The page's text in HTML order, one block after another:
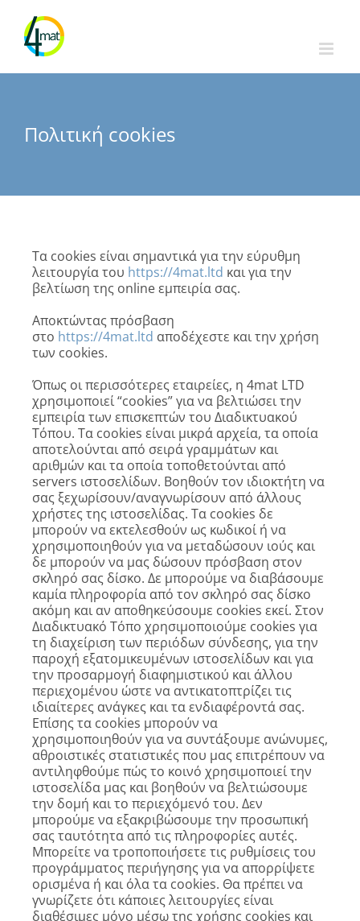
content
Πολιτική cookies
Τα cookies είναι σημαντικά για την εύρυθμη
λειτουργία του https://4mat.ltd και για την
βελτίωση της online εμπειρία σας.
Αποκτώντας πρόσβαση
στο https://4mat.ltd αποδέχεστε και την χρήση
των cookies.
Όπως οι περισσότερες εταιρείες, η 4mat LTD
χρησιμοποιεί “cookies” για να βελτιώσει την
εμπειρία των επισκεπτών του Διαδικτυακού
Τόπου. Τα cookies είναι μικρά αρχεία, τα οποία
αποτελούνται από σειρά γραμμάτων και
αριθμών και τα οποία τοποθετούνται από
servers ιστοσελίδων. Βοηθούν τον ιδιοκτήτη να
σας ξεχωρίσουν/αναγνωρίσουν από άλλους
χρήστες της ιστοσελίδας. Τα cookies δε
μπορούν να εκτελεσθούν ως κωδικοί ή να
χρησιμοποιηθούν για να μεταδώσουν ιούς και
δε μπορούν να μας δώσουν πρόσβαση στον
σκληρό σας δίσκο. Δε μπορούμε να διαβάσουμε
καμία πληροφορία από τον σκληρό σας δίσκο
ακόμη και αν αποθηκεύσουμε cookies εκεί. Στον
Διαδικτυακό Τόπο χρησιμοποιούμε cookies για
τη διαχείριση των περιόδων σύνδεσης, για την
παροχή εξατομικευμένων ιστοσελίδων και για
την προσαρμογή διαφημιστικού και άλλου
περιεχομένου ώστε να αντικατοπτρίζει τις
ιδιαίτερες ανάγκες και τα ενδιαφέροντά σας.
Επίσης τα cookies μπορούν να
χρησιμοποιηθούν για να συντάξουμε ανώνυμες,
αθροιστικές στατιστικές που μας επιτρέπουν να
αντιληφθούμε πώς το κοινό χρησιμοποιεί την
ιστοσελίδα μας και βοηθούν να βελτιώσουμε
την δομή και το περιεχόμενό του. Δεν
μπορούμε να εξακριβώσουμε την προσωπική
σας ταυτότητα από τις πληροφορίες αυτές.
Μπορείτε να τροποποιήσετε τις ρυθμίσεις του
προγράμματος περιήγησης για να απορρίψετε
ορισμένα ή και όλα τα cookies. Θα πρέπει να
γνωρίζετε ότι κάποιες λειτουργίες είναι
διαθέσιμες μόνο μέσω της χρήσης cookies και